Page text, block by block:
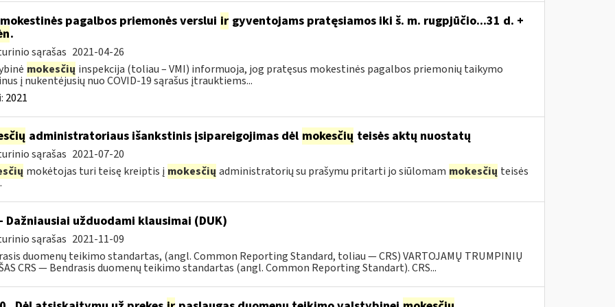
pagalbos priemonės verslui irgyventojams pratęsiamos iki š. m. rugpjūčio...31 d. +
.
sąrašas 2021-04-26
mokesčių inspekcija (toliau – VMI) informuoja, jog pratęsus mokestinės pagalbos priemonių taikymo
į nukentėjusių nuo COVID-19 sąrašus įtrauktiems...
2021
administratoriaus išankstinis įsipareigojimas dėl mokesčių teisės aktų nuostatų
sąrašas 2021-07-20
mokėtojas turi teisę kreiptis į mokesčių administratorių su prašymu pritarti jo siūlomam mokesčių teisės
Dažniausiai užduodami klausimai (DUK)
sąrašas 2021-11-09
duomenų teikimo standartas, (angl. Common Reporting Standard, toliau — CRS) VARTOJAMŲ TRUMPINIŲ
CRS — Bendrasis duomenų teikimo standartas (angl. Common Reporting Standart). CRS...